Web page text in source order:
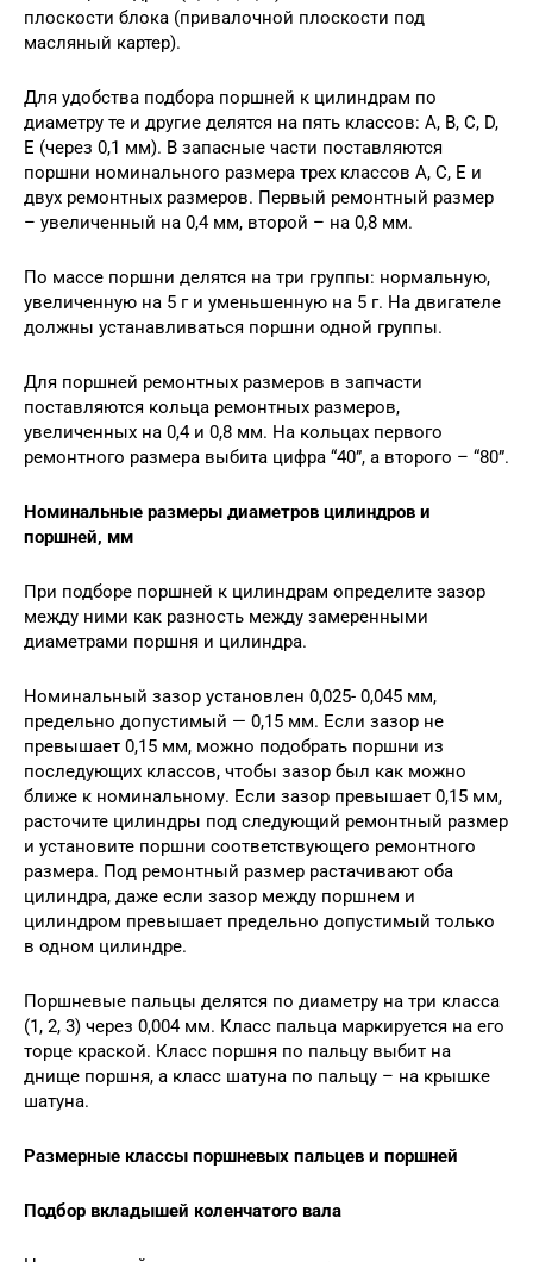
плоскости блока (привалочной плоскости под
масляный картер).
Для удобства подбора поршней к цилиндрам по
диаметру те и другие делятся на пять классов: A, B, C, D,
E (через 0,1 мм). В запасные части поставляются
поршни номинального размера трех классов A, C, E и
двух ремонтных размеров. Первый ремонтный размер
– увеличенный на 0,4 мм, второй – на 0,8 мм.
По массе поршни делятся на три группы: нормальную,
увеличенную на 5 г и уменьшенную на 5 г. На двигателе
должны устанавливаться поршни одной группы.
Для поршней ремонтных размеров в запчасти
поставляются кольца ремонтных размеров,
увеличенных на 0,4 и 0,8 мм. На кольцах первого
ремонтного размера выбита цифра “40”, а второго – “80”.
Номинальные размеры диаметров цилиндров и
поршней, мм
При подборе поршней к цилиндрам определите зазор
между ними как разность между замеренными
диаметрами поршня и цилиндра.
Номинальный зазор установлен 0,025- 0,045 мм,
предельно допустимый — 0,15 мм. Если зазор не
превышает 0,15 мм, можно подобрать поршни из
последующих классов, чтобы зазор был как можно
ближе к номинальному. Если зазор превышает 0,15 мм,
расточите цилиндры под следующий ремонтный размер
и установите поршни соответствующего ремонтного
размера. Под ремонтный размер растачивают оба
цилиндра, даже если зазор между поршнем и
цилиндром превышает предельно допустимый только
в одном цилиндре.
Поршневые пальцы делятся по диаметру на три класса
(1, 2, 3) через 0,004 мм. Класс пальца маркируется на его
торце краской. Класс поршня по пальцу выбит на
днище поршня, а класс шатуна по пальцу – на крышке
шатуна.
Размерные классы поршневых пальцев и поршней
Подбор вкладышей коленчатого вала